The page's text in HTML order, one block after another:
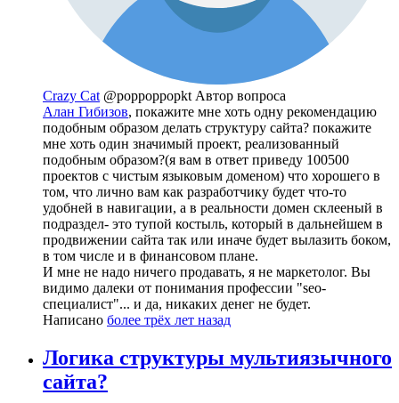
Crazy Cat @poppoppopkt Автор вопроса
Алан Гибизов, покажите мне хоть одну рекомендацию
подобным образом делать структуру сайта? покажите
мне хоть один значимый проект, реализованный
подобным образом?(я вам в ответ приведу 100500
проектов с чистым языковым доменом) что хорошего в
том, что лично вам как разработчику будет что-то
удобней в навигации, а в реальности домен склееный в
подраздел- это тупой костыль, который в дальнейшем в
продвижении сайта так или иначе будет вылазить боком,
в том числе и в финансовом плане.
И мне не надо ничего продавать, я не маркетолог. Вы
видимо далеки от понимания профессии "seo-
специалист"... и да, никаких денег не будет.
Написано более трёх лет назад
Логика структуры мультиязычного
сайта?